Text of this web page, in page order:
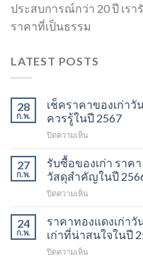
ประสบการณ์กว่า 20 ปี เร
ราคาที่เป็นธรรม
LATEST POSTS
28
ก.พ.
เช็คราคาของเก่า
ควรรู้ในปี 2567
ปิดความเห็น
ราคา
ของ
เก่า
วัน
ข้อมูล
ราคา
วัสดุ
27
ก.พ.
รับซื้อของเก่า ราค
วัสดุสำคัญในปี
ปิดความเห็น
ของ
เก่า
ราคา
24
ก.พ.
ราคาทองแดงเก่า
เก่าที่น่าสนใจในปี
ปิดความเห็น